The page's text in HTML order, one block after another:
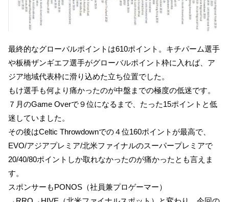
最終的なグローバルポイントは610ポイント。キチパーム選手
や板橋ザンギエフ選手がグローバルポイント枠に入れば、ア
ジア地域代表枠に滑り込めた立ち位置でした。
もけ選手も何より痛かったのが中盤までの極度の低迷です。
７月のGame Overで９位になるまで、たった15ポイントと低
迷していました。
その後はCeltic Throwdownでの４位160ポイントが最高で、
EVO/アジアプレミア/北米ファイナルのスーパープレミアで
20/40/80ポイントしか取れなかったのが痛かったとも言えま
す。
スポンサーもPONOS（社員兼プロゲーマー）